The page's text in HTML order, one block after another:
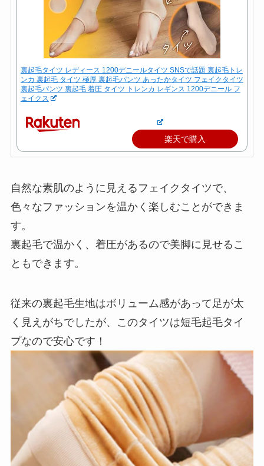
裏起毛タイツ レディース 1200デニールタイツ SNSで話題 裏起毛トレ
ンカ 裏起毛 タイツ 極厚 裏起毛パンツ あったかタイツ フェイクタイツ
裏起毛パンツ 裏起毛 着圧 タイツ トレンカ レギンス 1200デニール フ
ェイクス
楽天で購入
自然な素肌のように見えるフェイクタイツで、
色々なファッションを温かく楽しむことができま
す。
裏起毛で温かく、着圧があるので美脚に見せるこ
ともできます。
従来の裏起毛生地はボリューム感があって足が太
く見えがちでしたが、このタイツは短毛起毛タイ
プなので安心です！